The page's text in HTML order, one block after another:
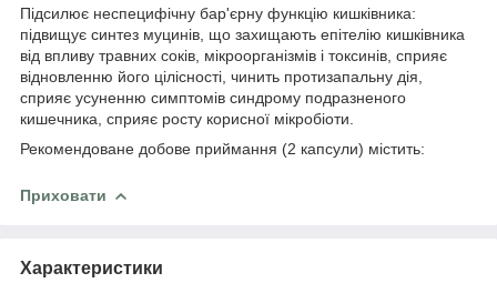
Підсилює неспецифічну бар'єрну функцію кишківника:
підвищує синтез муцинів, що захищають епітелію кишківника
від впливу травних соків, мікроорганізмів і токсинів, сприяє
відновленню його цілісності, чинить протизапальну дія,
сприяє усуненню симптомів синдрому подразненого
кишечника, сприяє росту корисної мікробіоти.
Рекомендоване добове приймання (2 капсули) містить:
Приховати
Характеристики